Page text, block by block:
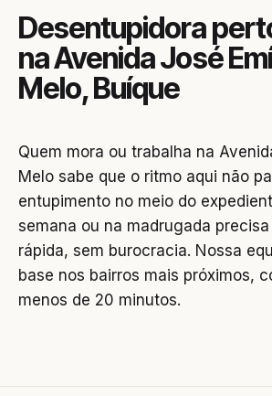
Desentupidora
na Avenida José
Melo, Buíque
Quem mora ou trabalha na
Melo sabe que o ritmo aqui não
entupimento no meio do
semana ou na madrugada
rápida, sem burocracia. Nossa
base nos bairros mais próximos,
menos de 20 minutos.